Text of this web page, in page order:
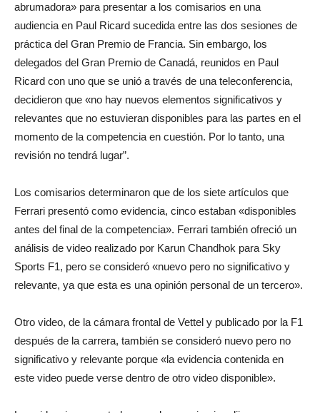
abrumadora» para presentar a los comisarios en una
audiencia en Paul Ricard sucedida entre las dos sesiones de
práctica del Gran Premio de Francia. Sin embargo, los
delegados del Gran Premio de Canadá, reunidos en Paul
Ricard con uno que se unió a través de una teleconferencia,
decidieron que «no hay nuevos elementos significativos y
relevantes que no estuvieran disponibles para las partes en el
momento de la competencia en cuestión. Por lo tanto, una
revisión no tendrá lugar”.
Los comisarios determinaron que de los siete artículos que
Ferrari presentó como evidencia, cinco estaban «disponibles
antes del final de la competencia». Ferrari también ofreció un
análisis de video realizado por Karun Chandhok para Sky
Sports F1, pero se consideró «nuevo pero no significativo y
relevante, ya que esta es una opinión personal de un tercero».
Otro video, de la cámara frontal de Vettel y publicado por la F1
después de la carrera, también se consideró nuevo pero no
significativo y relevante porque «la evidencia contenida en
este video puede verse dentro de otro video disponible».